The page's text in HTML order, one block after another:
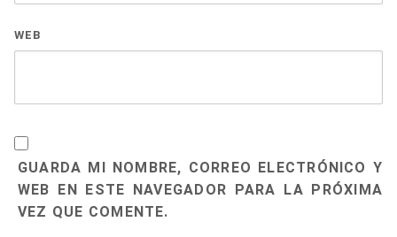
WEB
GUARDA MI NOMBRE, CORREO ELECTRÓNICO Y
WEB EN ESTE NAVEGADOR PARA LA PRÓXIMA
VEZ QUE COMENTE.